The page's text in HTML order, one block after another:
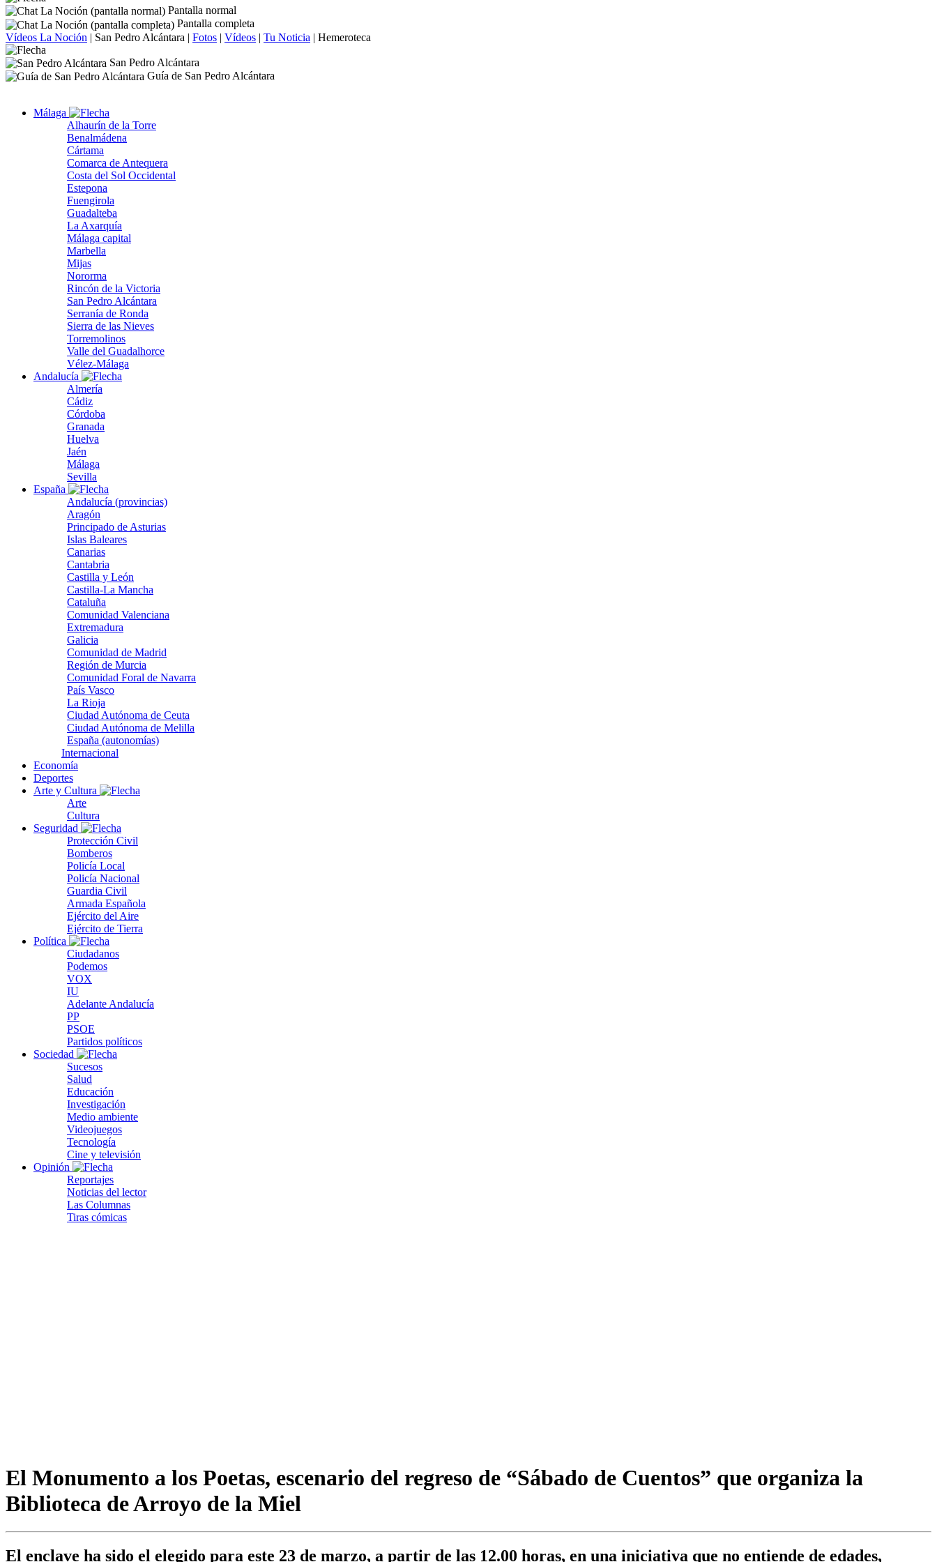
Pantalla normal
Pantalla completa
Vídeos La Noción | San Pedro Alcántara | Fotos | Vídeos | Tu Noticia | Hemeroteca
San Pedro Alcántara
Guía de San Pedro Alcántara
Málaga
Alhaurín de la Torre
Benalmádena
Cártama
Comarca de Antequera
Costa del Sol Occidental
Estepona
Fuengirola
Guadalteba
La Axarquía
Málaga capital
Marbella
Mijas
Nororma
Rincón de la Victoria
San Pedro Alcántara
Serranía de Ronda
Sierra de las Nieves
Torremolinos
Valle del Guadalhorce
Vélez-Málaga
Andalucía
Almería
Cádiz
Córdoba
Granada
Huelva
Jaén
Málaga
Sevilla
España
Andalucía (provincias)
Aragón
Principado de Asturias
Islas Baleares
Canarias
Cantabria
Castilla y León
Castilla-La Mancha
Cataluña
Comunidad Valenciana
Extremadura
Galicia
Comunidad de Madrid
Región de Murcia
Comunidad Foral de Navarra
País Vasco
La Rioja
Ciudad Autónoma de Ceuta
Ciudad Autónoma de Melilla
España (autonomías)
Internacional
Economía
Deportes
Arte y Cultura
Arte
Cultura
Seguridad
Protección Civil
Bomberos
Policía Local
Policía Nacional
Guardia Civil
Armada Española
Ejército del Aire
Ejército de Tierra
Política
Ciudadanos
Podemos
VOX
IU
Adelante Andalucía
PP
PSOE
Partidos políticos
Sociedad
Sucesos
Salud
Educación
Investigación
Medio ambiente
Videojuegos
Tecnología
Cine y televisión
Opinión
Reportajes
Noticias del lector
Las Columnas
Tiras cómicas
El Monumento a los Poetas, escenario del regreso de “Sábado de Cuentos” que organiza la
Biblioteca de Arroyo de la Miel
El enclave ha sido el elegido para este 23 de marzo, a partir de las 12.00 horas, en una iniciativa que no entiende de edades,